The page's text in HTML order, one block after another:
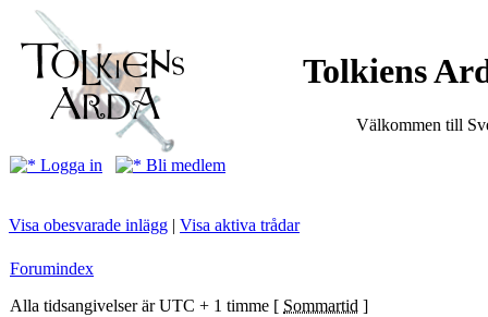
Tolkiens
Välkommen till
Logga in Bli medlem
Visa obesvarade inlägg | Visa aktiva trådar
Forumindex
Alla tidsangivelser är UTC + 1 timme [ Sommartid ]